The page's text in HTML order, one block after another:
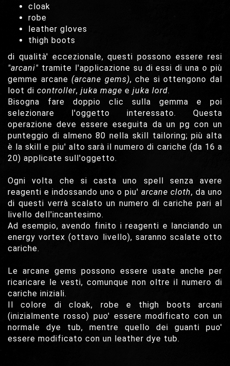
cloak
robe
leather gloves
thigh boots
di qualità' eccezionale, questi possono essere resi
"arcani" tramite l'applicazione su di essi di una o più
gemme arcane(arcane gems), che si ottengono dal
loot di controller, juka mage e juka lord.
Bisogna fare doppio clic sulla gemma e poi
selezionare l'oggetto interessato. Questa
operazione deve essere eseguita da un pg con un
punteggio di almeno 80 nella skill tailoring; più alta
è la skill e piu' alto sarà il numero di cariche (da 16 a
20) applicate sull'oggetto.
Ogni volta che si casta uno spell senza avere
reagenti e indossando uno o piu' arcane cloth, da uno
di questi verrà scalato un numero di cariche pari al
livello dell'incantesimo.
Ad esempio, avendo finito i reagenti e lanciando un
energy vortex (ottavo livello), saranno scalate otto
cariche.
Le arcane gems possono essere usate anche per
ricaricare le vesti, comunque non oltre il numero di
cariche iniziali.
Il colore di cloak, robe e thigh boots arcani
(inizialmente rosso) puo' essere modificato con un
normale dye tub, mentre quello dei guanti puo'
essere modificato con un leather dye tub.